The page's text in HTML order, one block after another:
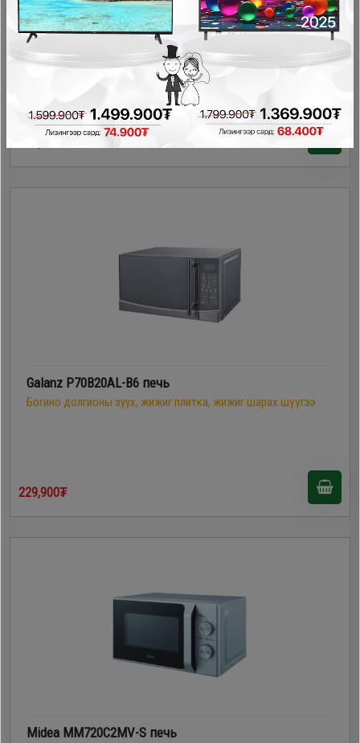
Midea MM7P012MZ-B печь
Богино долгионы зуух, жижиг плитка, жижиг шарах шүүгээ
Galanz P70B20AL-B6 печь
Богино долгионы зуух, жижиг плитка, жижиг шарах шүүгээ
229,900₮
Midea MM720C2MV-S печь